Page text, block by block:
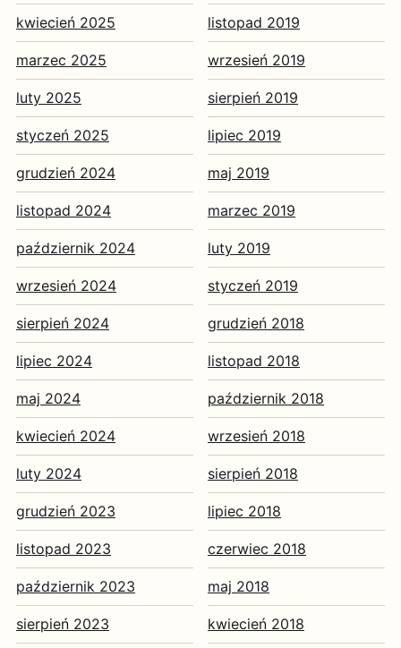
kwiecień 2025
marzec 2025
luty 2025
styczeń 2025
grudzień 2024
listopad 2024
październik 2024
wrzesień 2024
sierpień 2024
lipiec 2024
maj 2024
kwiecień 2024
luty 2024
grudzień 2023
listopad 2023
październik 2023
sierpień 2023
listopad 2019
wrzesień 2019
sierpień 2019
lipiec 2019
maj 2019
marzec 2019
luty 2019
styczeń 2019
grudzień 2018
listopad 2018
październik 2018
wrzesień 2018
sierpień 2018
lipiec 2018
czerwiec 2018
maj 2018
kwiecień 2018